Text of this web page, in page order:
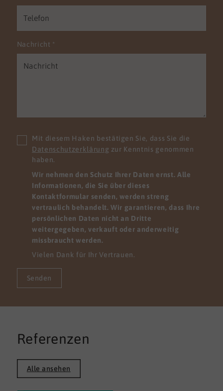
Nachricht *
Mit diesem Haken bestätigen Sie, dass Sie die
Datenschutzerklärung zur Kenntnis genommen
haben.
Wir nehmen den Schutz Ihrer Daten ernst. Alle
Informationen, die Sie über dieses
Kontaktformular senden, werden streng
vertraulich behandelt. Wir garantieren, dass Ihre
persönlichen Daten nicht an Dritte
weitergegeben, verkauft oder anderweitig
missbraucht werden.
Vielen Dank für Ihr Vertrauen.
Senden
Referenzen
Alle ansehen